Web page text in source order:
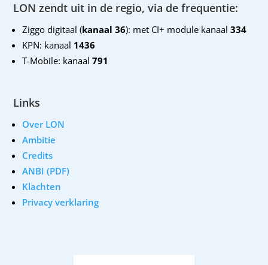
LON zendt uit in de regio, via de frequentie:
Ziggo digitaal (kanaal 36): met CI+ module kanaal 334
KPN: kanaal 1436
T-Mobile: kanaal791
Links
Over LON
Ambitie
Credits
ANBI (PDF)
Klachten
Privacy verklaring